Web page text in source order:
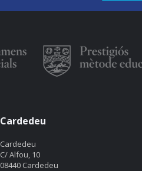
Cardedeu
Cardedeu
C/ Alfou, 10
08440 Cardedeu